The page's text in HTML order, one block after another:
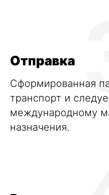
Отправка
Сформированная
транспорт и
международному
назначения.